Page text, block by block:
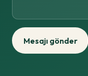
Mesajı gönder